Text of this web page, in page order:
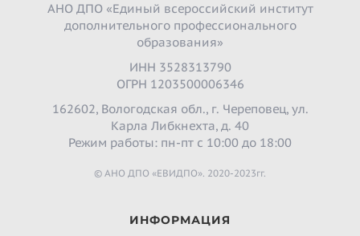
АНО ДПО «Единый всероссийский институт
дополнительного профессионального
образования»
ИНН 3528313790
ОГРН 1203500006346
162602, Вологодская обл., г. Череповец, ул.
Карла Либкнехта, д. 40
Режим работы: пн-пт с 10:00 до 18:00
© АНО ДПО «ЕВИДПО». 2020-2023гг.
ИНФОРМАЦИЯ